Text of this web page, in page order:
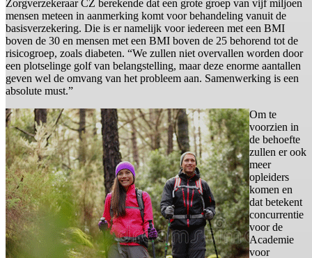
Zorgverzekeraar CZ berekende dat een grote groep van vijf miljoen
mensen meteen in aanmerking komt voor behandeling vanuit de
basisverzekering. Die is er namelijk voor iedereen met een BMI
boven de 30 en mensen met een BMI boven de 25 behorend tot de
risicogroep, zoals diabeten. “We zullen niet overvallen worden door
een plotselinge golf van belangstelling, maar deze enorme aantallen
geven wel de omvang van het probleem aan. Samenwerking is een
absolute must.”
Om te
voorzien in
de behoefte
zullen er ook
meer
opleiders
komen en
dat betekent
concurrentie
voor de
Academie
voor